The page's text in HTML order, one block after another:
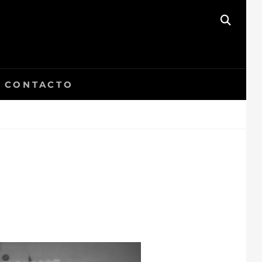
CONTACTO